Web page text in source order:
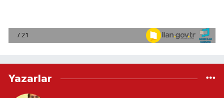
Yazarlar